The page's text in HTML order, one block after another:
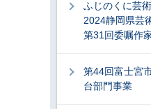
ふじのくに芸
2024静岡県芸
第31回委嘱作
第44回富士宮
台部門事業